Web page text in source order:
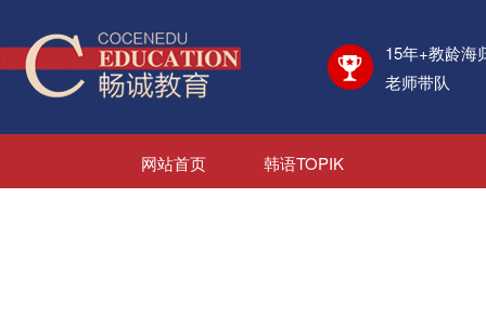
15年+教龄海
老师带队
网站首页 韩语TOPIK